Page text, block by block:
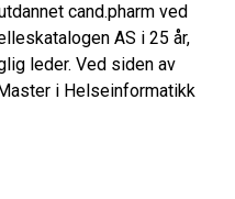
cand.pharm ved
AS i 25 år,
leder. Ved siden av
i Helseinformatikk